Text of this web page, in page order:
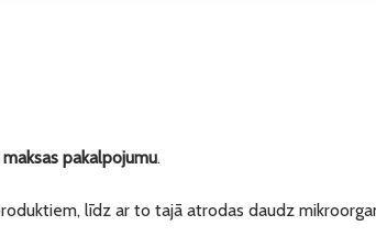
pakalpojumu.
līdz ar to tajā atrodas daudz